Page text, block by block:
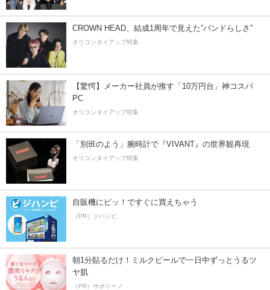
CROWN HEAD、結成1周年で見えた”バンドらしさ”
オリコンタイアップ特集
【驚愕】メーカー社員が推す「10万円台」神コスパ
PC
オリコンタイアップ特集
「別班のよう」腕時計で『VIVANT』の世界観再現
オリコンタイアップ特集
自販機にピッ！ですぐに買えちゃう
（PR）ジハンピ
朝1分貼るだけ！ミルクピールで一日中ずっとうるツ
ヤ肌
（PR）サボリーノ